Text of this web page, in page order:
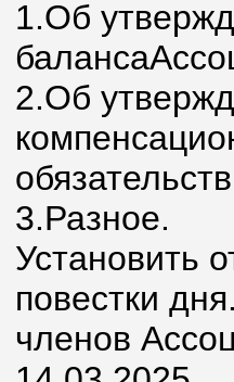
1.Об
2.Об
3.Разное.
Установить
повестки
членов